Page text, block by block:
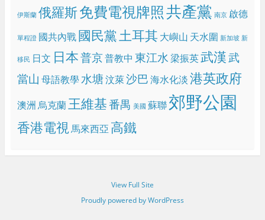
伊斯蘭 俄羅斯免費電視牌照共產黨 南京 啟德
單程證 國共內戰 國民黨土耳其 大嶼山 天水圍 新加坡 新
移民 日文 日本普京普教中 東江水梁振英武漢武
當山 母語教學水塘汶萊沙巴海水化淡港英政府
澳洲烏克蘭王維基番禺 美國 蘇聯 郊野公園
香港電視馬來西亞 高鐵
View Full Site
Proudly powered by WordPress